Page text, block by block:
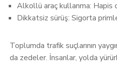
Alkollü araç kullanma: Hapis
Dikkatsiz sürüş: Sigorta
Toplumda trafik suçlarının
da zedeler. İnsanlar, yolda